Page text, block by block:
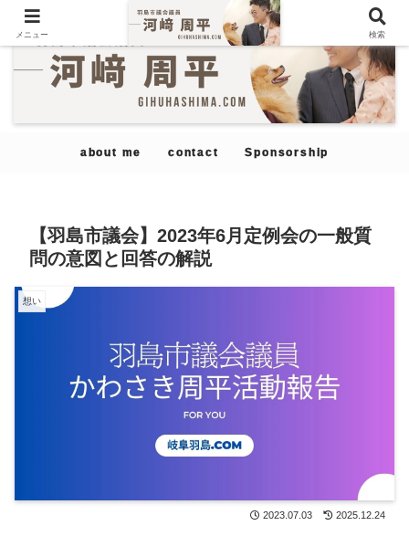
about me contact Sponsorship
【羽島市議会】2023年6月定例会の一般質
問の意図と回答の解説
想い
2023.07.03 2025.12.24
メニュー 検索